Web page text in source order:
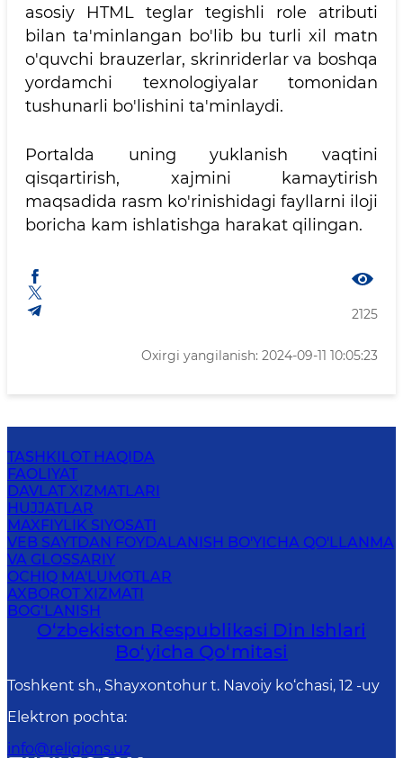
asosiy HTML teglar tegishli role atributi
bilan ta'minlangan bo'lib bu turli xil matn
o'quvchi brauzerlar, skrinriderlar va boshqa
yordamchi texnologiyalar tomonidan
tushunarli bo'lishini ta'minlaydi.
Portalda uning yuklanish vaqtini
qisqartirish, xajmini kamaytirish
maqsadida rasm ko'rinishidagi fayllarni iloji
boricha kam ishlatishga harakat qilingan.
2125
Oxirgi yangilanish: 2024-09-11 10:05:23
TASHKILOT HAQIDA
FAOLIYAT
DAVLAT XIZMATLARI
HUJJATLAR
MAXFIYLIK SIYOSATI
VEB SAYTDAN FOYDALANISH BO'YICHA QO'LLANMA
VA GLOSSARIY
OCHIQ MA'LUMOTLAR
AXBOROT XIZMATI
BOG‘LANISH
O‘zbekiston Respublikаsi Din Ishlаri
Bo‘yichа Qo‘mitаsi
Toshkent sh., Shayxontohur t. Navoiy ko‘chasi, 12 -uy
Elektron pochta:
info@religions.uz